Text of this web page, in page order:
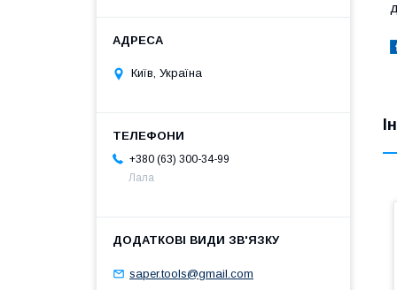
Київ, Україна
+380 (63) 300-34-99
Лала
saper.tools@gmail.com